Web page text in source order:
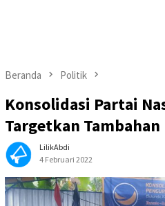
Beranda Politik
Konsolidasi Partai
Targetkan
LilikAbdi
4 Februari 2022